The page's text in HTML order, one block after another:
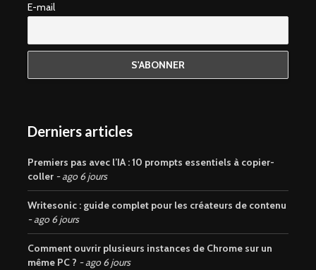
E-mail
Derniers articles
Premiers pas avec l’IA : 10 prompts essentiels à copier-
coller
ago 6 jours
Writesonic : guide complet pour les créateurs de contenu
ago 6 jours
Comment ouvrir plusieurs instances de Chrome sur un
même PC ?
ago 6 jours